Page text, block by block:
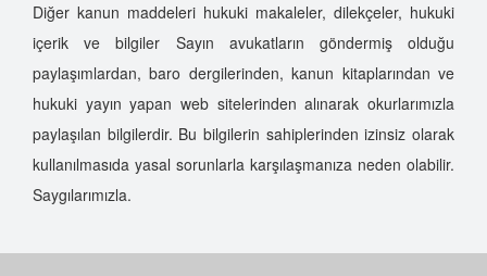
Diğer kanun maddeleri hukuki makaleler, dilekçeler, hukuki
içerik ve bilgiler Sayın avukatların göndermiş olduğu
paylaşımlardan, baro dergilerinden, kanun kitaplarından ve
hukuki yayın yapan web sitelerinden alınarak okurlarımızla
paylaşılan bilgilerdir. Bu bilgilerin sahiplerinden izinsiz olarak
kullanılmasıda yasal sorunlarla karşılaşmanıza neden olabilir.
Saygılarımızla.